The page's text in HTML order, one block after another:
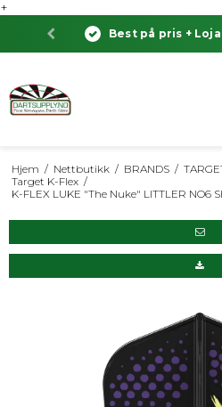
+
Best på pris +
Hjem / Nettbutikk / BRANDS /
Target K-Flex /
K-FLEX LUKE "The Nuke" LITTLER NO6